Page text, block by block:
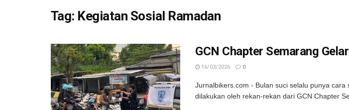
Tag: Kegiatan Sosial Ramadan
GCN Chapter Semarang
16/03/2026 0
Jurnalbikers.com - Bulan suci selalu punya
dilakukan oleh rekan-rekan dari GCN Chapter